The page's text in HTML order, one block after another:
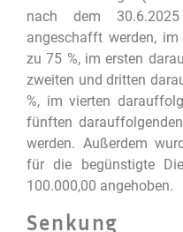
nach dem
angeschafft werden,
zu 75 %, im ersten
zweiten und dritten
%, im vierten
fünften
werden. Außerdem
für die begünstigte
100.000,00 angehoben.